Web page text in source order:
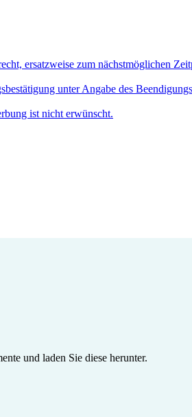
ersatzweise zum nächstmöglichen
unter Angabe des
ist nicht erwünscht.
und laden Sie diese herunter.